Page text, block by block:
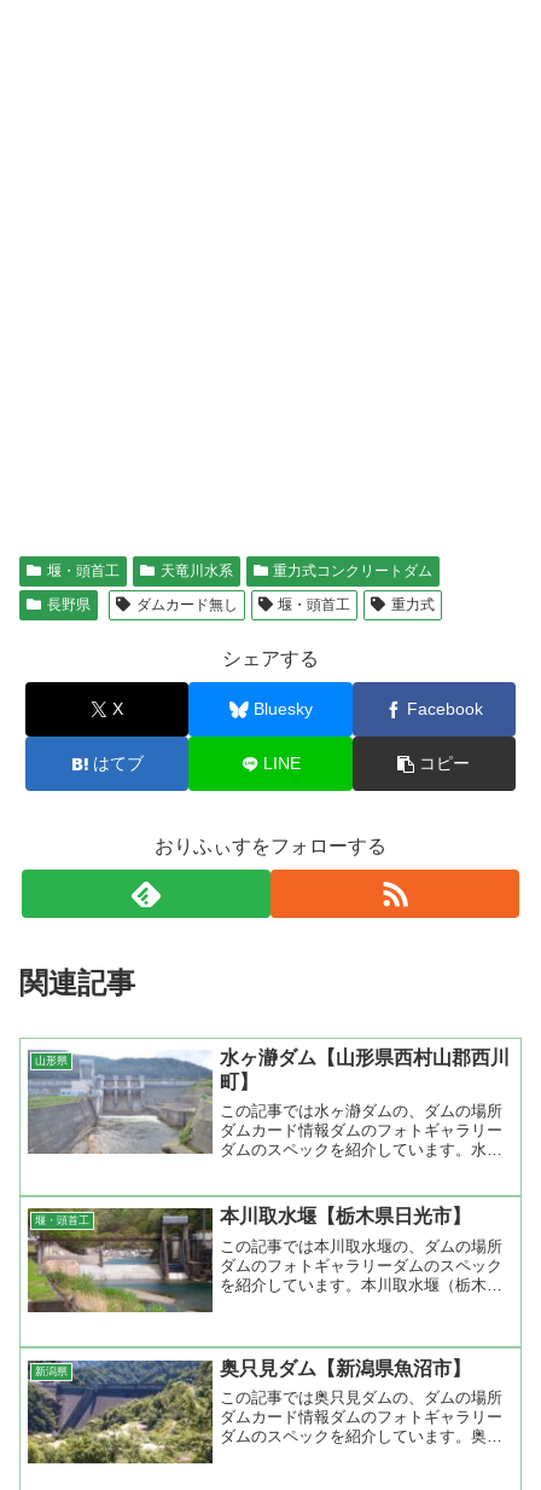
堰・頭首工 天竜川水系
重力式コンクリートダム
長野県
ダムカード無し 堰・頭首工 重力式
シェアする
X Bluesky Facebook
はてブ LINE コピー
おりふぃすをフォローする
関連記事
山形県
水ヶ瀞ダム【山形県西村山郡西川
町】
この記事では水ヶ瀞ダムの、ダムの場所
ダムカード情報ダムのフォトギャラリー
ダムのスペックを紹介しています。水ヶ
堰・頭首工 本川取水堰【栃木県日光市】
この記事では本川取水堰の、ダムの場所
ダムのフォトギャラリーダムのスペック
を紹介しています。本川取水堰（栃木県
新潟県 奥只見ダム【新潟県魚沼市】
この記事では奥只見ダムの、ダムの場所
ダムカード情報ダムのフォトギャラリー
ダムのスペックを紹介しています。奥只